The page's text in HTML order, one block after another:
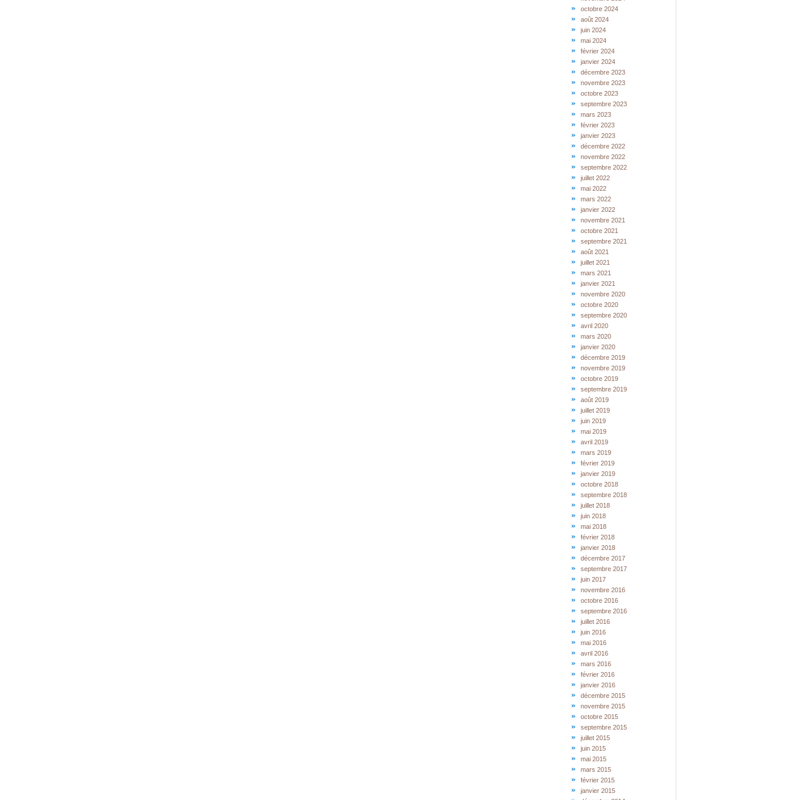
octobre 2024
août 2024
juin 2024
mai 2024
février 2024
janvier 2024
décembre 2023
novembre 2023
octobre 2023
septembre 2023
mars 2023
février 2023
janvier 2023
décembre 2022
novembre 2022
septembre 2022
juillet 2022
mai 2022
mars 2022
janvier 2022
novembre 2021
octobre 2021
septembre 2021
août 2021
juillet 2021
mars 2021
janvier 2021
novembre 2020
octobre 2020
septembre 2020
avril 2020
mars 2020
janvier 2020
décembre 2019
novembre 2019
octobre 2019
septembre 2019
août 2019
juillet 2019
juin 2019
mai 2019
avril 2019
mars 2019
février 2019
janvier 2019
octobre 2018
septembre 2018
juillet 2018
juin 2018
mai 2018
février 2018
janvier 2018
décembre 2017
septembre 2017
juin 2017
novembre 2016
octobre 2016
septembre 2016
juillet 2016
juin 2016
mai 2016
avril 2016
mars 2016
février 2016
janvier 2016
décembre 2015
novembre 2015
octobre 2015
septembre 2015
juillet 2015
juin 2015
mai 2015
mars 2015
février 2015
janvier 2015